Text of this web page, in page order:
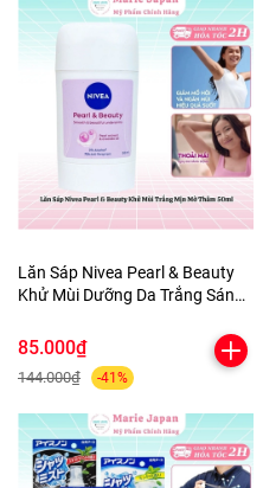
Lăn Sáp Nivea Pearl & Beauty
Khử Mùi Dưỡng Da Trắng Sáng
85.000₫
144.000₫ -41%